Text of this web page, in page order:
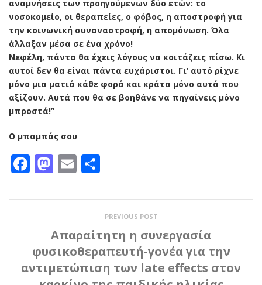
αναμνήσεις των προηγούμενων δύο ετών: το
νοσοκομείο, οι θεραπείες, ο φόβος, η αποστροφή για
την κοινωνική συναναστροφή, η απομόνωση. Όλα
άλλαξαν μέσα σε ένα χρόνο!
Νεφέλη, πάντα θα έχεις λόγους να κοιτάζεις πίσω. Κι
αυτοί δεν θα είναι πάντα ευχάριστοι. Γι’ αυτό ρίχνε
μόνο μια ματιά κάθε φορά και κράτα μόνο αυτά που
αξίζουν. Αυτά που θα σε βοηθάνε να πηγαίνεις μόνο
μπροστά!”
Ο μπαμπάς σου
Facebook
Mastodon
Email
PREVIOUS POST
Απαραίτητη η συνεργασία
φυσικοθεραπευτή-γονέα για την
αντιμετώπιση των late effects στον